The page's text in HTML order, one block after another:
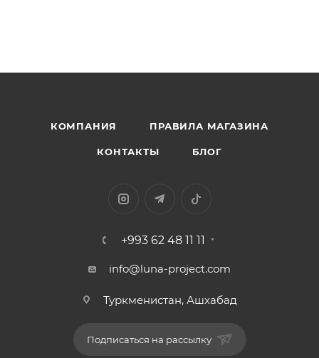
КОМПАНИЯ ПРАВИЛА МАГАЗИНА
КОНТАКТЫ БЛОГ
+993 62 48 11 11
info@luna-project.com
Туркменистан, Ашхабад
Подписаться на рассылку